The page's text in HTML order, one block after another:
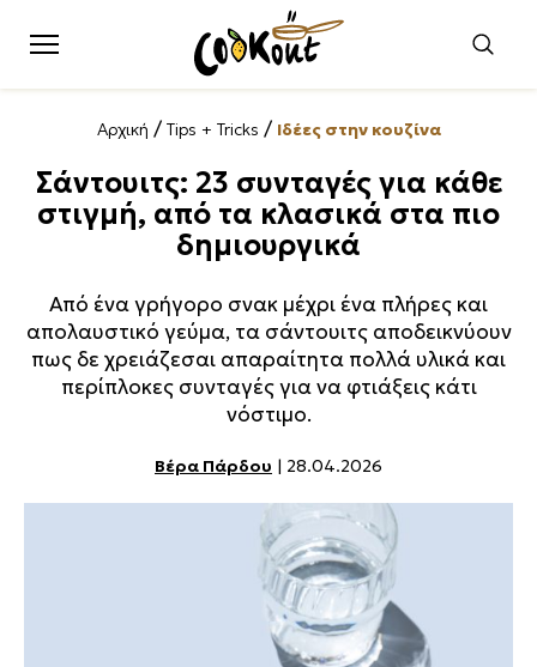
Αρχική / Tips + Tricks / Ιδέες στην κουζίνα
Σάντουιτς: 23 συνταγές για κάθε
στιγμή, από τα κλασικά στα πιο
δημιουργικά
Από ένα γρήγορο σνακ μέχρι ένα πλήρες και
απολαυστικό γεύμα, τα σάντουιτς αποδεικνύουν
πως δε χρειάζεσαι απαραίτητα πολλά υλικά και
περίπλοκες συνταγές για να φτιάξεις κάτι
νόστιμο.
Βέρα Πάρδου | 28.04.2026